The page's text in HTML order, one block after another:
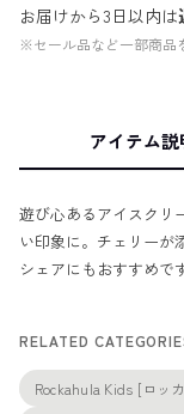
お届けから3日以内は
※セール品など一部商品
アイテム説
遊び心あるアイスクリ
い印象に。チェリーが
シェアにもおすすめで
RELATED
Rockahula Kids [ロッ